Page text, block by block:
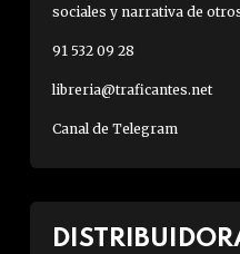
sociales y narrativa de
91 532 09 28
libreria@traficantes.net
Canal de Telegram